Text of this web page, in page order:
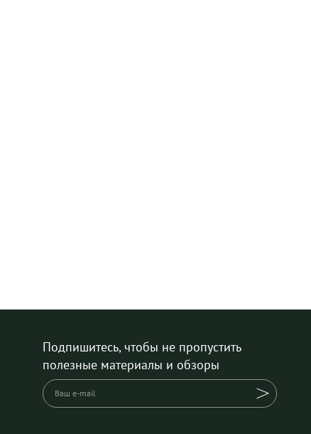
Подпишитесь, чтобы не пропустить
полезные материалы и обзоры